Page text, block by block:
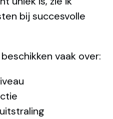
bij succesvolle
vaak over: